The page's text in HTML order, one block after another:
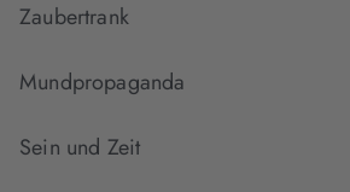
Zaubertrank
Mundpropaganda
Sein und Zeit